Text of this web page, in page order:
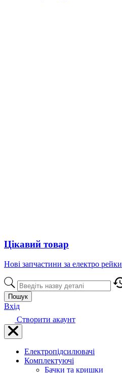
Цікавий товар
Нові запчастини за електро рейки
Пошук
Вхід
Створити акаунт
Електропідсилювачі
Комплектуючі
Бачки та кришки